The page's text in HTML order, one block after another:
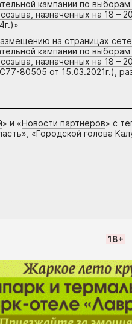
кампании по
назначенных на 18 –
»
на страницах
кампании по
назначенных на 18 –
80505 от 15.03.2021г.),
» и «Новости партнеров» с
«Городской голова
18+